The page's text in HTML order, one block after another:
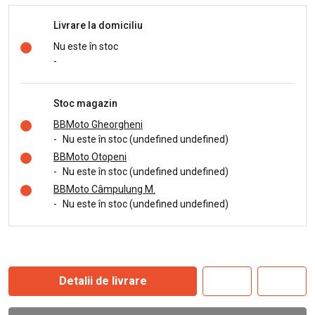
Livrare la domiciliu
Nu este în stoc
-
Stoc magazin
BBMoto Gheorgheni
-
Nu este în stoc (undefined undefined)
BBMoto Otopeni
-
Nu este în stoc (undefined undefined)
BBMoto Câmpulung M.
-
Nu este în stoc (undefined undefined)
Detalii de livrare